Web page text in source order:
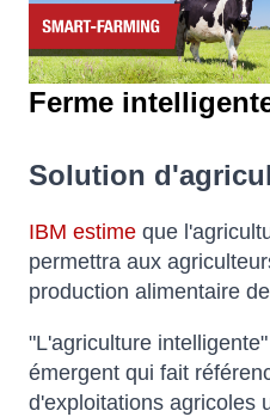
Ferme
Solution
IBM estime que
permettra aux
production alimentaire
"L'agriculture
émergent qui fait
d'exploitations agricoles